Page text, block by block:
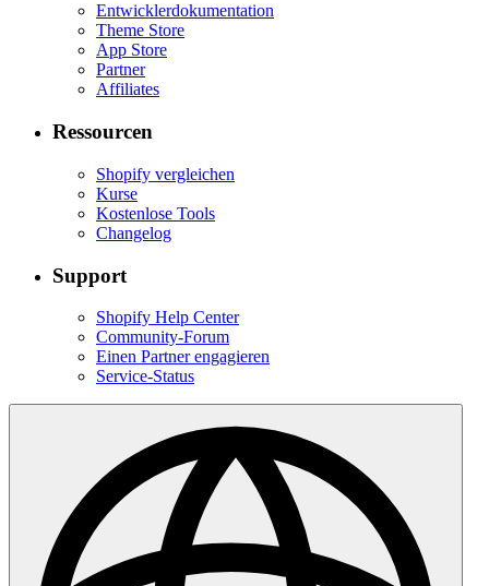
Entwicklerdokumentation
Theme Store
App Store
Partner
Affiliates
Ressourcen
Shopify vergleichen
Kurse
Kostenlose Tools
Changelog
Support
Shopify Help Center
Community-Forum
Einen Partner engagieren
Service-Status